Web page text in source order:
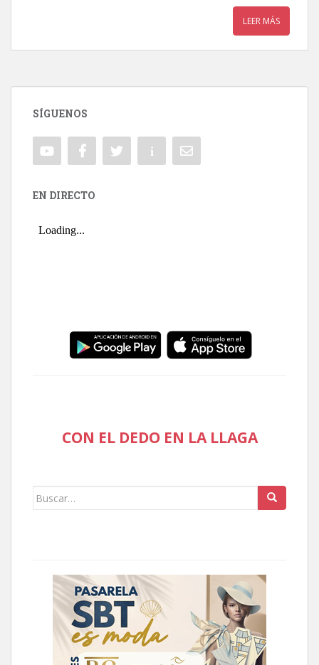
LEER MÁS
SÍGUENOS
EN DIRECTO
CON EL DEDO EN LA LLAGA
Buscar: